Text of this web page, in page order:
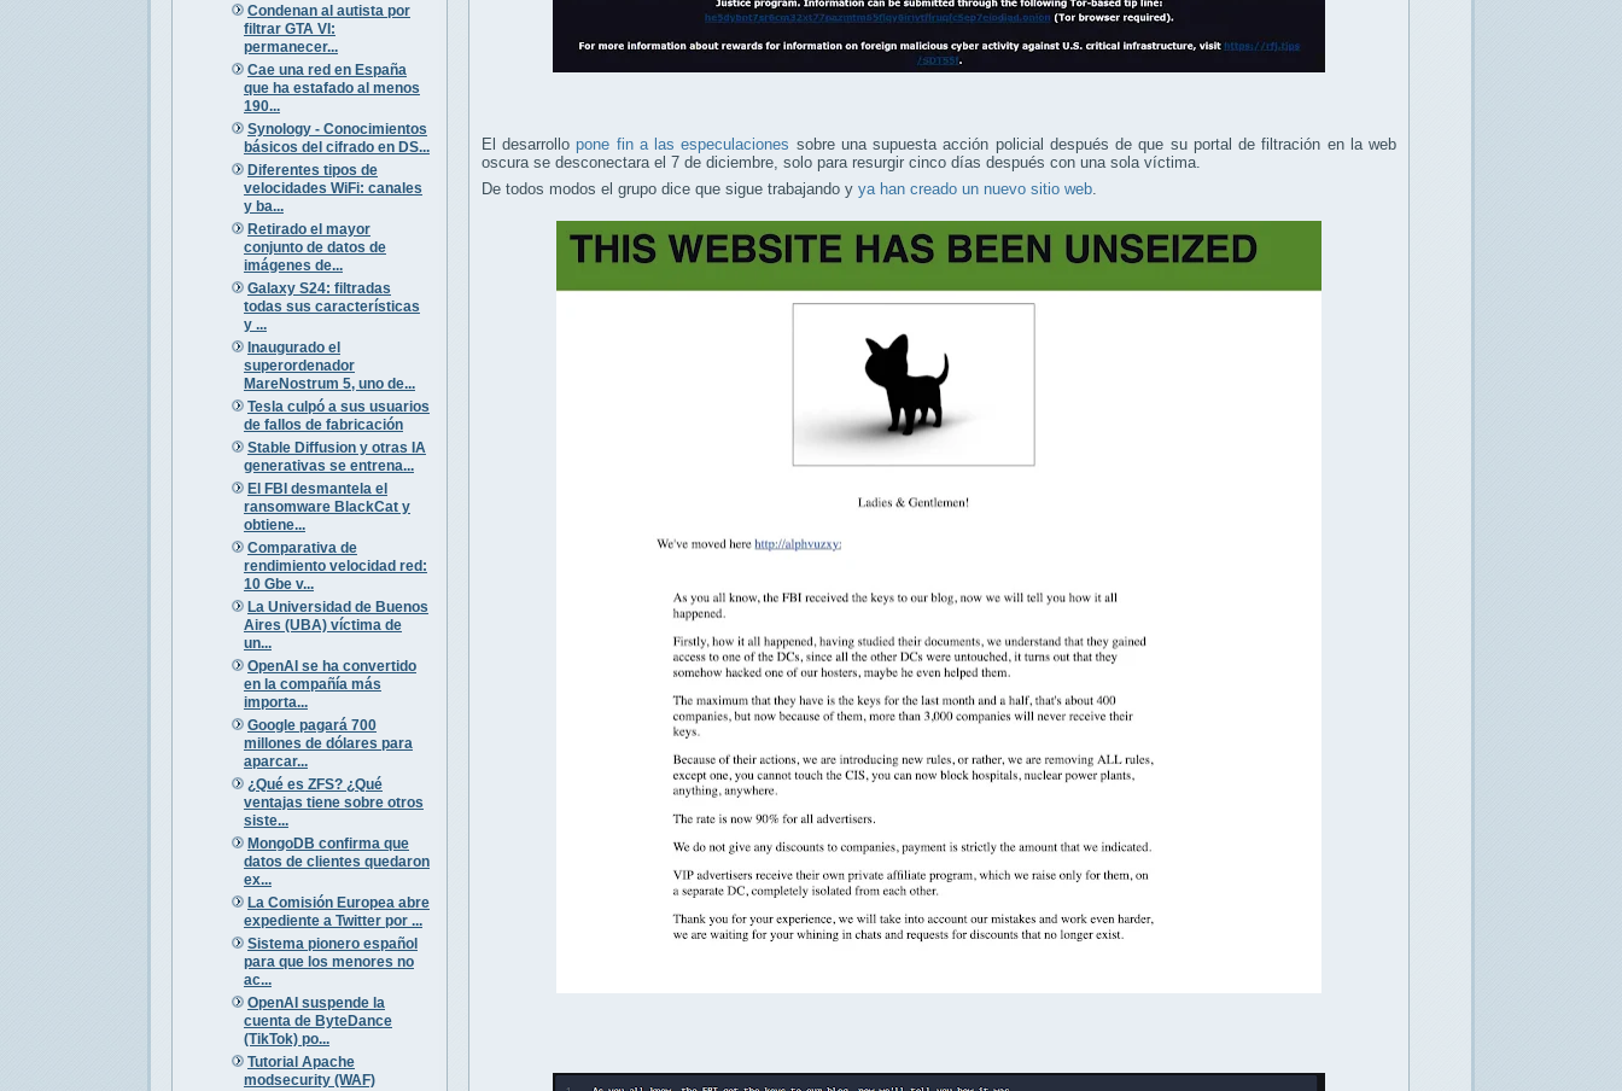
Condenan al autista por
filtrar GTA VI:
permanecer...
Cae una red en España
que ha estafado al menos
190...
Synology - Conocimientos
básicos del cifrado en DS...
Diferentes tipos de
velocidades WiFi: canales
y ba...
Retirado el mayor
conjunto de datos de
imágenes de...
Galaxy S24: filtradas
todas sus características
y ...
Inaugurado el
superordenador
MareNostrum 5, uno de...
Tesla culpó a sus usuarios
de fallos de fabricación
Stable Diffusion y otras IA
generativas se entrena...
El FBI desmantela el
ransomware BlackCat y
obtiene...
Comparativa de
rendimiento velocidad red:
10 Gbe v...
La Universidad de Buenos
Aires (UBA) víctima de
un...
OpenAI se ha convertido
en la compañía más
importa...
Google pagará 700
millones de dólares para
aparcar...
¿Qué es ZFS? ¿Qué
ventajas tiene sobre otros
siste...
MongoDB confirma que
datos de clientes quedaron
ex...
La Comisión Europea abre
expediente a Twitter por ...
Sistema pionero español
para que los menores no
ac...
OpenAI suspende la
cuenta de ByteDance
(TikTok) po...
Tutorial Apache
modsecurity (WAF)
El desarrollopone fin a las especulaciones sobre una supuesta acción policial después de que su portal de filtración en la web
oscura se desconectara el 7 de diciembre, solo para resurgir cinco días después con una sola víctima.
De todos modos el grupo dice que sigue trabajando y ya han creado un nuevo sitio web